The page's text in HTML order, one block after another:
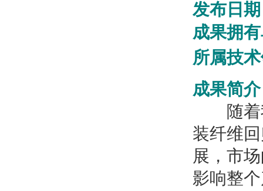
发布日
成果拥
所属技
成果简介
随着我
装纤维
展，市
影响整